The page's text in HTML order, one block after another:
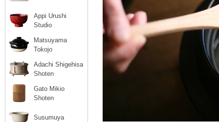
Appi Urushi
Studio
Matsuyama
Tokojo
Adachi Shigehisa
Shoten
Gato Mikio
Shoten
Susumuya